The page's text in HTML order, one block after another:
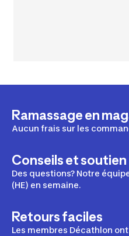
Ramassage en
Aucun frais sur les
Conseils et soutien
Des questions? Notre
(HE) en semaine.
Retours faciles
Les membres Décathlon